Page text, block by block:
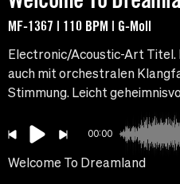
MF-1367 | 110 BPM | G-Moll
Electronic/Acoustic-Art
auch mit orchestralen
Stimmung. Leicht
00:00
Welcome To Dreamland